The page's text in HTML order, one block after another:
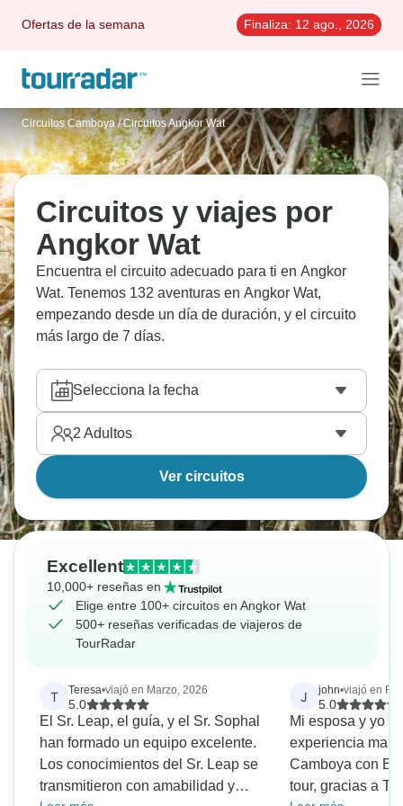
Ofertas de la semana Finaliza: 12 ago., 2026
Circuitos Camboya / Circuitos Angkor Wat
Circuitos y viajes por
Angkor Wat
Encuentra el circuito adecuado para ti en Angkor
Wat. Tenemos 132 aventuras en Angkor Wat,
empezando desde un día de duración, y el circuito
más largo de 7 días.
Selecciona la fecha
2 Adultos
Ver circuitos
Excellent
10,000+ reseñas en
Elige entre 100+ circuitos en Angkor Wat
500+ reseñas verificadas de viajeros de
TourRadar
T Teresa•viajó en Marzo, 2026
5.0
El Sr. Leap, el guía, y el Sr. Sophal
han formado un equipo excelente.
Los conocimientos del Sr. Leap se
transmitieron con amabilidad y
J john•viajó en
5.0
Mi esposa y yo
experiencia
Camboya con
tour, gracias a